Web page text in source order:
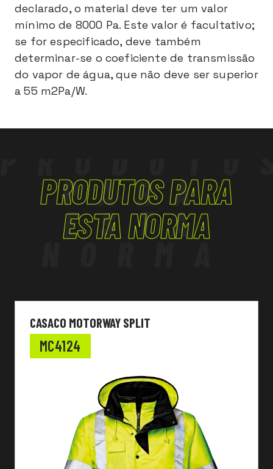
declarado, o material deve ter um valor
mínimo de 8000 Pa. Este valor é facultativo;
se for especificado, deve também
determinar-se o coeficiente de transmissão
do vapor de água, que não deve ser superior
a 55 m2Pa/W.
PRODUTOS PARA
ESTA NORMA
PARA
ESTA
CASACO MOTORWAY SPLIT
MC4124